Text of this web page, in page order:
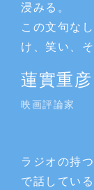
浸みる。
この文句な
け、笑い、
蓮實重彦
映画評論家
ラジオの持
で話してい